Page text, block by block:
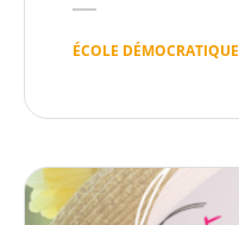
ÉCOLE DÉMOCRATIQUE